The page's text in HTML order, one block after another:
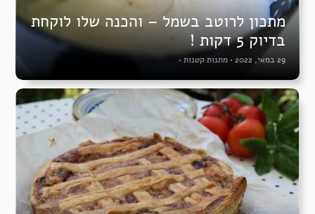
מתכון לרוטב בשמל – והכנה שלו לוקחת
בדיוק 5 דקות !
29 במאי, 2022 • מתנות קטנות •